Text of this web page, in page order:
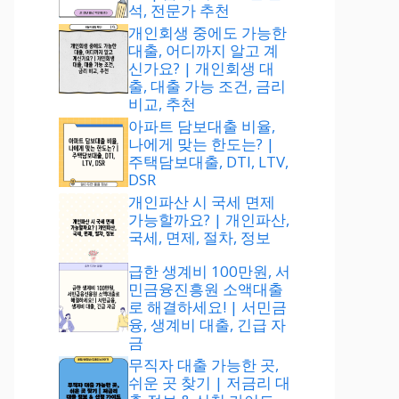
석, 전문가 추천
개인회생 중에도 가능한
대출, 어디까지 알고 계
신가요? | 개인회생 대
출, 대출 가능 조건, 금리
비교, 추천
아파트 담보대출 비율,
나에게 맞는 한도는? |
주택담보대출, DTI, LTV,
DSR
개인파산 시 국세 면제
가능할까요? | 개인파산,
국세, 면제, 절차, 정보
급한 생계비 100만원, 서
민금융진흥원 소액대출
로 해결하세요! | 서민금
융, 생계비 대출, 긴급 자
금
무직자 대출 가능한 곳,
쉬운 곳 찾기 | 저금리 대